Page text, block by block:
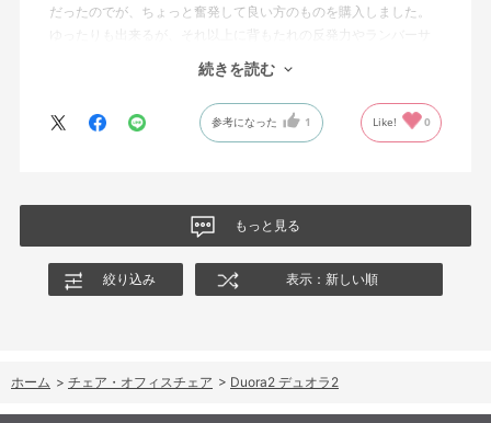
だったのでが、ちょっと奮発して良い方のものを購入しました。
ゆったりも出来るが、それ以上に背もたれの反発力やランバーサ
ポートを突き出したり出来るので、モニターに向かわす方にも力
が入っていて仕事をするにはすごく良い椅子でした。
続きを読む
参考になった 1 Like! 0
もっと見る
絞り込み 表示：新しい順
ホーム > チェア・オフィスチェア > Duora2 デュオラ2